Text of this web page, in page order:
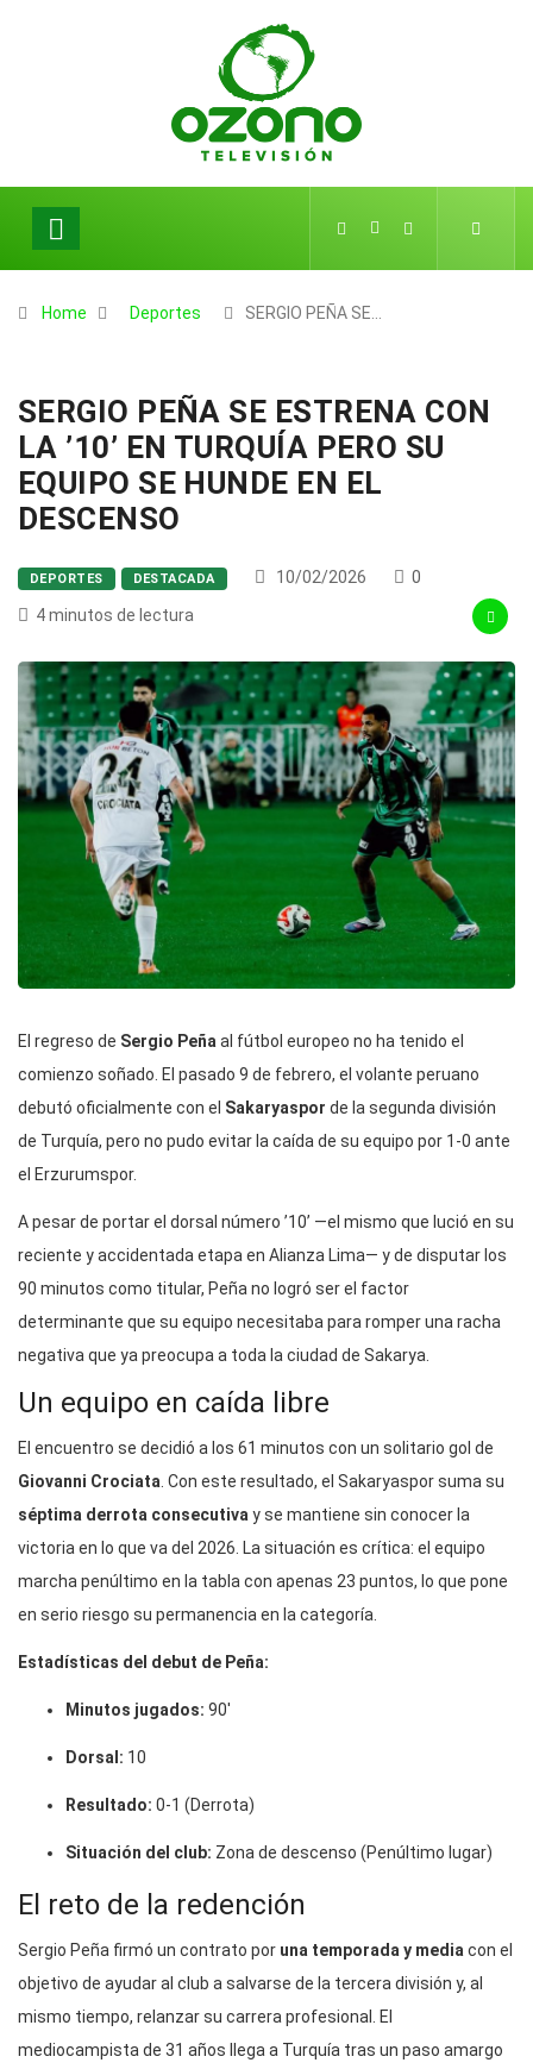
Home Deportes SERGIO PEÑA SE…
SERGIO PEÑA SE ESTRENA CON
LA ’10’ EN TURQUÍA PERO SU
EQUIPO SE HUNDE EN EL
DESCENSO
DEPORTES DESTACADA 10/02/2026
0
4 minutos de lectura
El regreso de Sergio Peña al fútbol europeo no ha tenido el
comienzo soñado. El pasado 9 de febrero, el volante peruano
debutó oficialmente con el Sakaryaspor de la segunda división
de Turquía, pero no pudo evitar la caída de su equipo por 1-0 ante
el Erzurumspor.
A pesar de portar el dorsal número ’10’ —el mismo que lució en su
reciente y accidentada etapa en Alianza Lima— y de disputar los
90 minutos como titular, Peña no logró ser el factor
determinante que su equipo necesitaba para romper una racha
negativa que ya preocupa a toda la ciudad de Sakarya.
Un equipo en caída libre
El encuentro se decidió a los 61 minutos con un solitario gol de
Giovanni Crociata Con este resultado, el Sakaryaspor suma su
séptima derrota consecutiva y se mantiene sin conocer la
victoria en lo que va del 2026. La situación es crítica: el equipo
marcha penúltimo en la tabla con apenas 23 puntos, lo que pone
en serio riesgo su permanencia en la categoría.
Estadísticas del debut de Peña:
Minutos jugados: 90′
Dorsal: 10
Resultado: 0-1 (Derrota)
Situación del club: Zona de descenso (Penúltimo lugar)
El reto de la redención
Sergio Peña firmó un contrato por una temporada y media con el
objetivo de ayudar al club a salvarse de la tercera división y, al
mismo tiempo, relanzar su carrera profesional.
El
mediocampista de 31 años llega a Turquía tras un paso amargo